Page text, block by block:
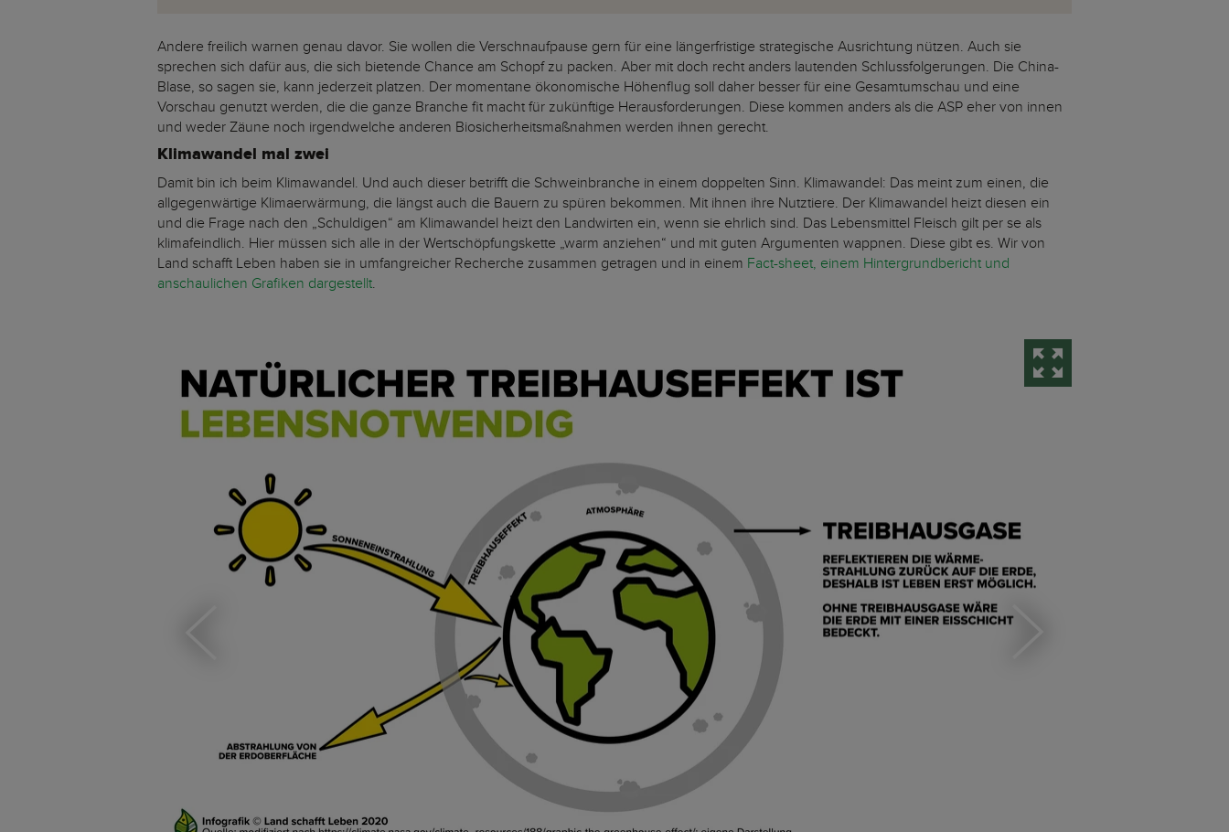
Andere freilich warnen genau davor. Sie wollen die Verschnaufpause gern für eine längerfristige strategische Ausrichtung nützen. Auch sie
sprechen sich dafür aus, die sich bietende Chance am Schopf zu packen. Aber mit doch recht anders lautenden Schlussfolgerungen. Die China-
Blase, so sagen sie, kann jederzeit platzen. Der momentane ökonomische Höhenflug soll daher besser für eine Gesamtumschau und eine
Vorschau genutzt werden, die die ganze Branche fit macht für zukünftige Herausforderungen. Diese kommen anders als die ASP eher von innen
und weder Zäune noch irgendwelche anderen Biosicherheitsmaßnahmen werden ihnen gerecht.
Klimawandel mal zwei
Damit bin ich beim Klimawandel. Und auch dieser betrifft die Schweinbranche in einem doppelten Sinn. Klimawandel: Das meint zum einen, die
allgegenwärtige Klimaerwärmung, die längst auch die Bauern zu spüren bekommen. Mit ihnen ihre Nutztiere. Der Klimawandel heizt diesen ein
und die Frage nach den „Schuldigen“ am Klimawandel heizt den Landwirten ein, wenn sie ehrlich sind. Das Lebensmittel Fleisch gilt per se als
klimafeindlich. Hier müssen sich alle in der Wertschöpfungskette „warm anziehen“ und mit guten Argumenten wappnen. Diese gibt es. Wir von
Land schafft Leben haben sie in umfangreicher Recherche zusammen getragen und in einem Fact-sheet, einem Hintergrundbericht und
anschaulichen Grafiken dargestellt.